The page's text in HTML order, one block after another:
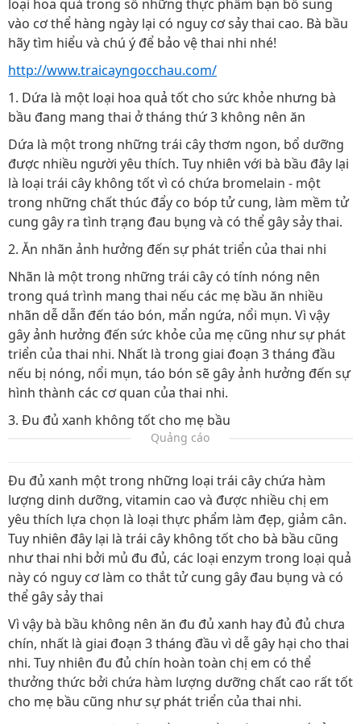
loại hoa quả trong số những thực phẩm bạn bổ sung
vào cơ thể hàng ngày lại có nguy cơ sảy thai cao. Bà bầu
hãy tìm hiểu và chú ý để bảo vệ thai nhi nhé!
http://www.traicayngocchau.com/
1. Dứa là một loại hoa quả tốt cho sức khỏe nhưng bà
bầu đang mang thai ở tháng thứ 3 không nên ăn
Dứa là một trong những trái cây thơm ngon, bổ dưỡng
được nhiều người yêu thích. Tuy nhiên với bà bầu đây lại
là loại trái cây không tốt vì có chứa bromelain - một
trong những chất thúc đẩy co bóp tử cung, làm mềm tử
cung gây ra tình trạng đau bụng và có thể gây sảy thai.
2. Ăn nhãn ảnh hưởng đến sự phát triển của thai nhi
Nhãn là một trong những trái cây có tính nóng nên
trong quá trình mang thai nếu các mẹ bầu ăn nhiều
nhãn dễ dẫn đến táo bón, mẩn ngứa, nổi mụn. Vì vậy
gây ảnh hưởng đến sức khỏe của mẹ cũng như sự phát
triển của thai nhi. Nhất là trong giai đoạn 3 tháng đầu
nếu bị nóng, nổi mụn, táo bón sẽ gây ảnh hưởng đến sự
hình thành các cơ quan của thai nhi.
3. Đu đủ xanh không tốt cho mẹ bầu
Quảng cáo
Đu đủ xanh một trong những loại trái cây chứa hàm
lượng dinh dưỡng, vitamin cao và được nhiều chị em
yêu thích lựa chọn là loại thực phẩm làm đẹp, giảm cân.
Tuy nhiên đây lại là trái cây không tốt cho bà bầu cũng
như thai nhi bởi mủ đu đủ, các loại enzym trong loại quả
này có nguy cơ làm co thắt tử cung gây đau bụng và có
thể gây sảy thai
Vì vậy bà bầu không nên ăn đu đủ xanh hay đủ đủ chưa
chín, nhất là giai đoạn 3 tháng đầu vì dễ gây hại cho thai
nhi. Tuy nhiên đu đủ chín hoàn toàn chị em có thể
thưởng thức bởi chứa hàm lượng dưỡng chất cao rất tốt
cho mẹ bầu cũng như sự phát triển của thai nhi.